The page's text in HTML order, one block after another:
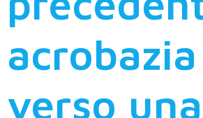
acrobazia
verso una